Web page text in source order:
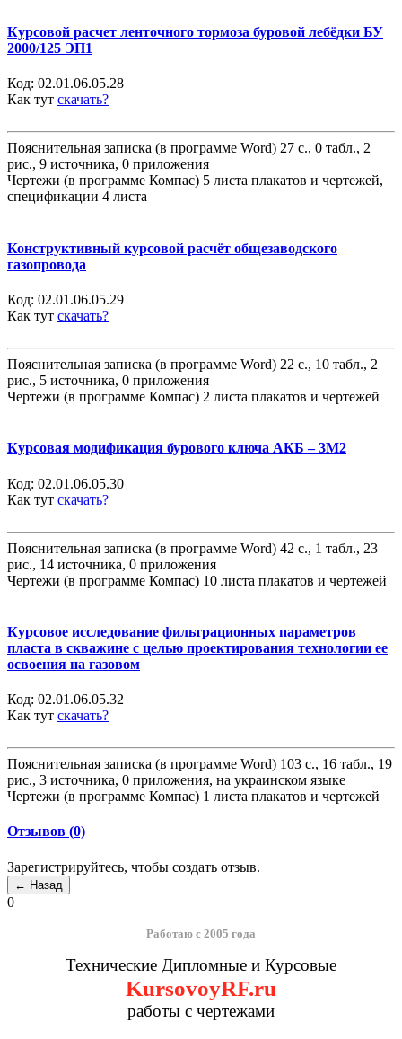
Курсовой расчет ленточного тормоза буровой лебёдки БУ
2000/125 ЭП1
Код: 02.01.06.05.28
Как тут скачать?
Пояснительная записка (в программе Word) 27 с., 0 табл., 2
рис., 9 источника, 0 приложения
Чертежи (в программе Компас) 5 листа плакатов и чертежей,
спецификации 4 листа
Конструктивный курсовой расчёт общезаводского
газопровода
Код: 02.01.06.05.29
Как тут скачать?
Пояснительная записка (в программе Word) 22 с., 10 табл., 2
рис., 5 источника, 0 приложения
Чертежи (в программе Компас) 2 листа плакатов и чертежей
Курсовая модификация бурового ключа АКБ – 3М2
Код: 02.01.06.05.30
Как тут скачать?
Пояснительная записка (в программе Word) 42 с., 1 табл., 23
рис., 14 источника, 0 приложения
Чертежи (в программе Компас) 10 листа плакатов и чертежей
Курсовое исследование фильтрационных параметров
пласта в скважине с целью проектирования технологии ее
освоения на газовом
Код: 02.01.06.05.32
Как тут скачать?
Пояснительная записка (в программе Word) 103 с., 16 табл., 19
рис., 3 источника, 0 приложения, на украинском языке
Чертежи (в программе Компас) 1 листа плакатов и чертежей
Отзывов (0)
Зарегистрируйтесь, чтобы создать отзыв.
0
Работаю с 2005 года
Технические Дипломные и Курсовые
KursovoyRF.ru
работы с чертежами